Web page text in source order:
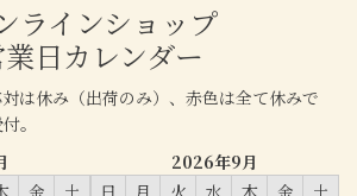
ラインショップ
日カレンダー
は休み（出荷のみ）、赤色は全て休みで
。
2026年9月